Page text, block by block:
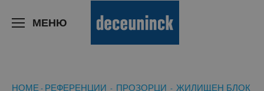
МЕНЮ
HOME - РЕФЕРЕНЦИИ - ПРОЗОРЦИ - ЖИЛИЩЕН БЛОК